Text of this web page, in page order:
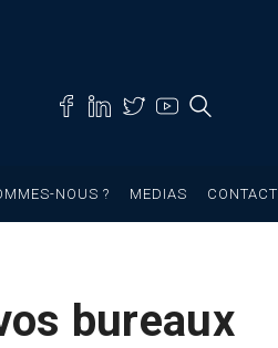
NOUS ? MEDIAS CONTACT
bureaux